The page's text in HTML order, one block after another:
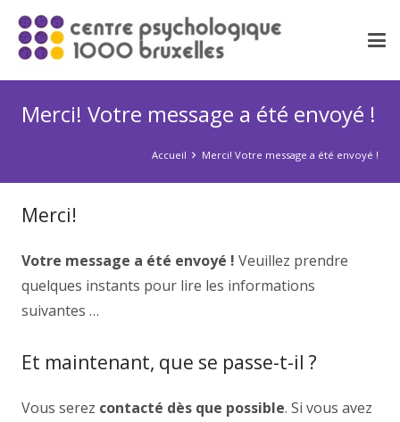
Merci! Votre message a été envoyé !
Accueil Merci! Votre message a été envoyé !
Merci!
Votre message a été envoyé ! Veuillez prendre
quelques instants pour lire les informations
suivantes …
Et maintenant, que se passe-t-il ?
Vous serez contacté dès que possible. Si vous avez